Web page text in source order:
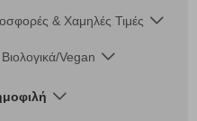
& Χαμηλές Τιμές
Βιολογικά/Vegan